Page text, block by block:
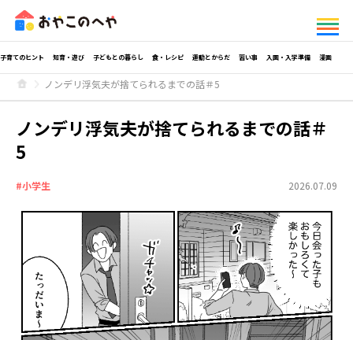
子育てのヒント 知育・遊び 子どもとの暮らし 食・レシピ 運動とからだ 習い事 入園・入学準備 漫画
ノンデリ浮気夫が捨てられるまでの話＃5
ノンデリ浮気夫が捨てられるまでの話＃
5
#小学生 2026.07.09